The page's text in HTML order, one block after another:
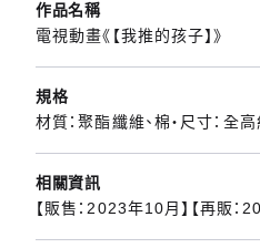
作品名稱
電視動畫《【我推的孩子】》
規格
材質：聚酯纖維、棉・尺寸：全
相關資訊
【販售：2023年10月】【再販：